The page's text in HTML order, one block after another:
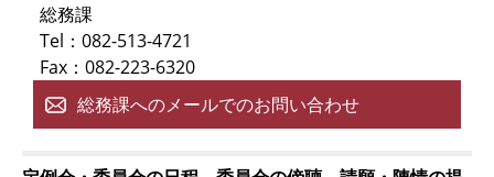
総務課
Tel：082-513-4721
Fax：082-223-6320
総務課へのメールでのお問い合わせ